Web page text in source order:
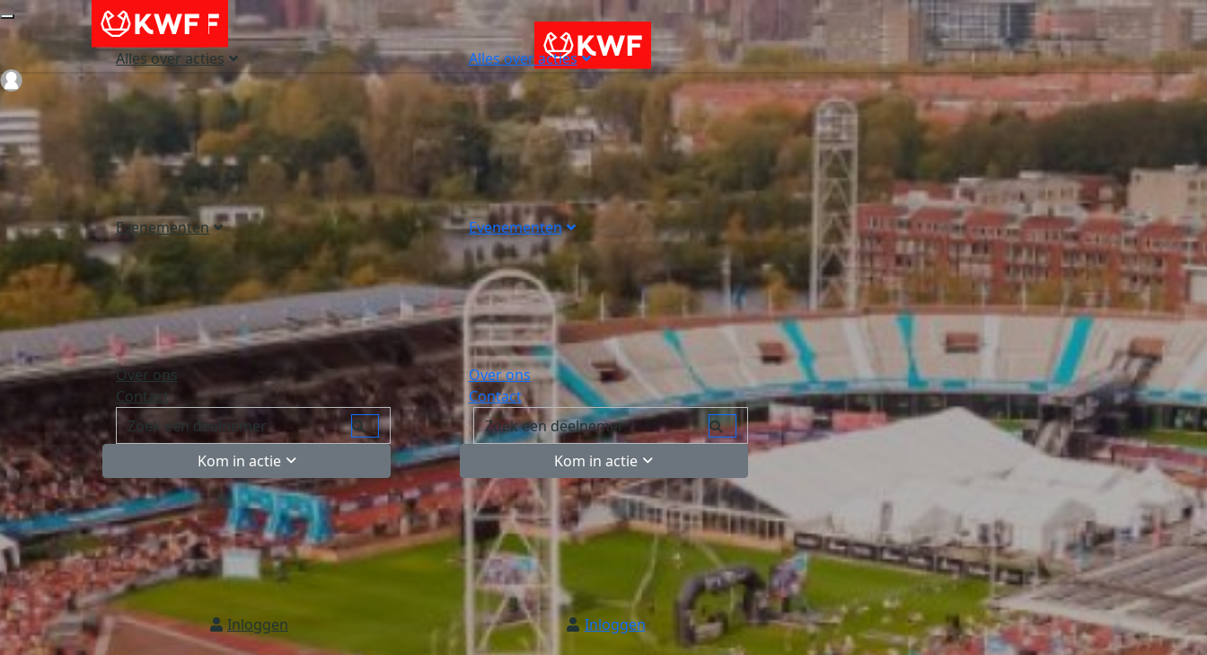
Alles over acties
Evenementen
Over ons
Contact
Kom in actie
Inloggen
Alles over acties
Evenementen
Over ons
Contact
Kom in actie
Inloggen
Login